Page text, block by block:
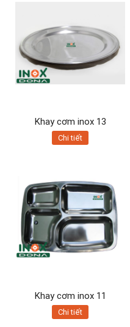
Khay cơm inox 13
Chi tiết
Khay cơm inox 11
Chi tiết